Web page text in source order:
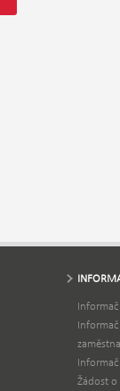
Žádost